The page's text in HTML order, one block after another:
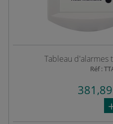
Tableau d'alarmes
Réf :